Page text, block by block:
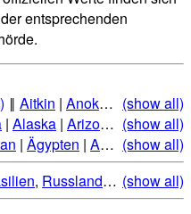
entsprechenden
‖ Aitkin | Anoka | Becker|
(show all)
| Alaska | Arizona |Arkansas
(show all)
| Ägypten | Albanien |
(show all)
, Russland,Indien,
(show all)